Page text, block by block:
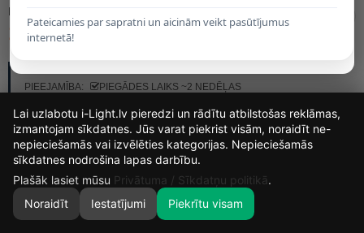
0
MODELIS:
178.43€
PIEEJAMĪBA:
PIEGĀDES LAIKS ~2 NEDĒĻAS
Pateicamies par sapratni un aicinām veikt pasūtījumus
internetā!
15
DIENAS
1
STUNDAS
30
MIN.
51
Lai uzlabotu i-Light.lv pieredzi un rādītu atbilstošas reklāmas,
izmantojam sīkdatnes. Jūs varat piekrist visām, noraidīt ne-
nepieciešamās vai izvēlēties kategorijas. Nepieciešamās
sīkdatnes nodrošina lapas darbību.
Plašāk lasiet mūsu Privātuma / Sīkdatņu politikā.
Noraidīt
Iestatījumi Piekrītu visam